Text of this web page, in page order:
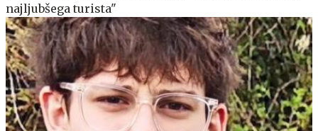
najljubšega turista"